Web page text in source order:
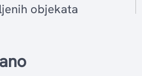
objekata